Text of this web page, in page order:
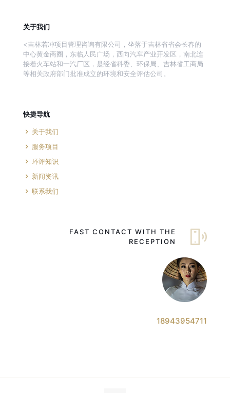
关于我们
<吉林若冲项目管理咨询有限公司，坐落于吉林省省会长春的
中心黄金商圈，东临人民广场，西向汽车产业开发区，南北连
接着火车站和一汽厂区，是经省科委、环保局、吉林省工商局
等相关政府部门批准成立的环境和安全评估公司。
快捷导航
关于我们
服务项目
环评知识
新闻资讯
联系我们
FAST CONTACT WITH THE
RECEPTION
18943954711